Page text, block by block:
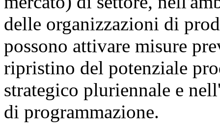
delle organizzazioni di
possono attivare misure
ripristino del potenziale
strategico pluriennale e
di programmazione.